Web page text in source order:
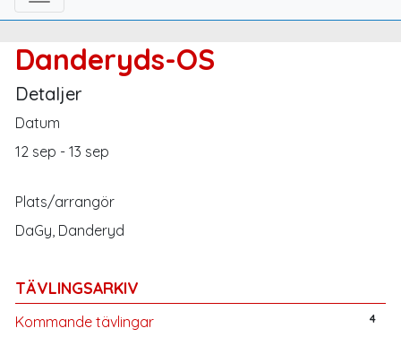
TÄVLINGSARKIV
Kommande tävlingar 4
Danderyds-OS
Detaljer
Datum
12 sep - 13 sep
Plats/arrangör
DaGy, Danderyd